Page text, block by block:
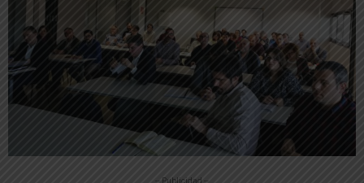
-- Publicidad --